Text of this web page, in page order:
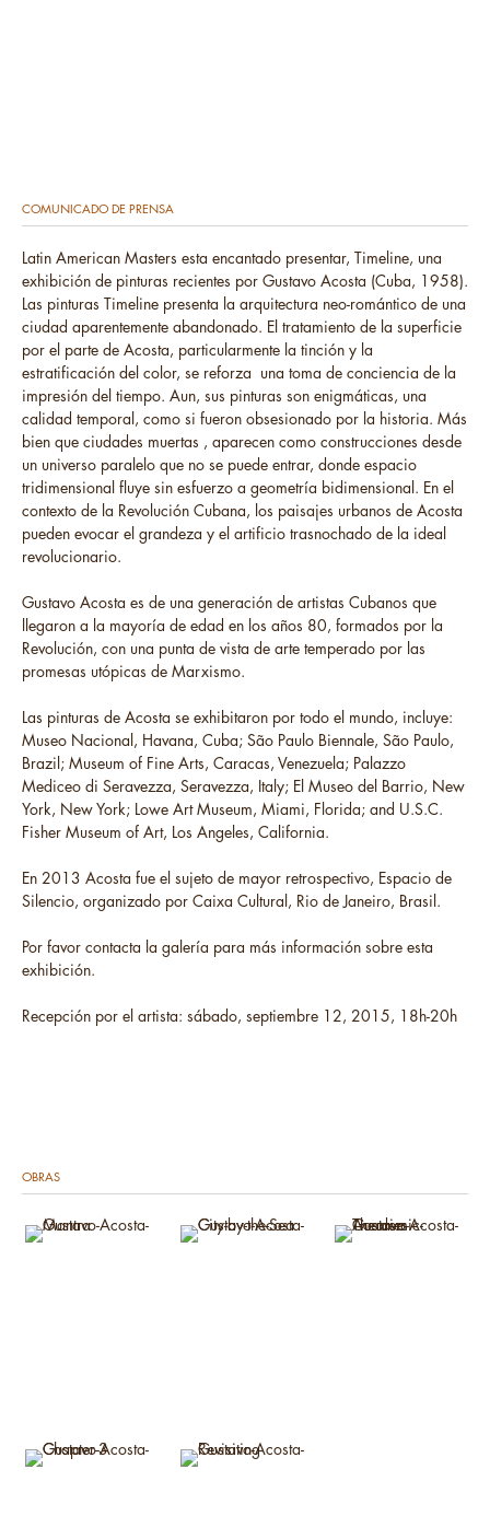
COMUNICADO DE PRENSA
Latin American Masters esta encantado presentar, Timeline, una
exhibición de pinturas recientes por Gustavo Acosta (Cuba, 1958).
Las pinturas Timeline presenta la arquitectura neo-romántico de una
ciudad aparentemente abandonado. El tratamiento de la superficie
por el parte de Acosta, particularmente la tinción y la
estratificación del color, se reforza una toma de conciencia de la
impresión del tiempo. Aun, sus pinturas son enigmáticas, una
calidad temporal, como si fueron obsesionado por la historia. Más
bien que ciudades muertas , aparecen como construcciones desde
un universo paralelo que no se puede entrar, donde espacio
tridimensional fluye sin esfuerzo a geometría bidimensional. En el
contexto de la Revolución Cubana, los paisajes urbanos de Acosta
pueden evocar el grandeza y el artificio trasnochado de la ideal
revolucionario.
Gustavo Acosta es de una generación de artistas Cubanos que
llegaron a la mayoría de edad en los años 80, formados por la
Revolución, con una punta de vista de arte temperado por las
promesas utópicas de Marxismo.
Las pinturas de Acosta se exhibitaron por todo el mundo, incluye:
Museo Nacional, Havana, Cuba; São Paulo Biennale, São Paulo,
Brazil; Museum of Fine Arts, Caracas, Venezuela; Palazzo
Mediceo di Seravezza, Seravezza, Italy; El Museo del Barrio, New
York, New York; Lowe Art Museum, Miami, Florida; and U.S.C.
Fisher Museum of Art, Los Angeles, California.
En 2013 Acosta fue el sujeto de mayor retrospectivo, Espacio de
Silencio, organizado por Caixa Cultural, Rio de Janeiro, Brasil.
Por favor contacta la galería para más información sobre esta
exhibición.
Recepción por el artista: sábado, septiembre 12, 2015, 18h-20h
OBRAS